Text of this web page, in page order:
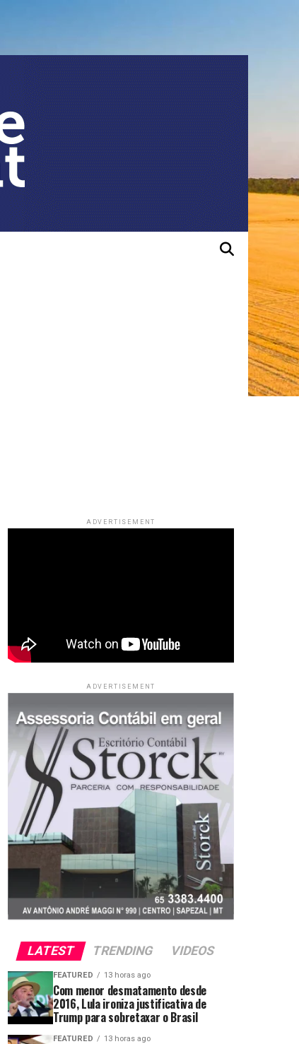
ADVERTISEMENT
ADVERTISEMENT
LATEST TRENDING VIDEOS
FEATURED 13 horas ago
Com menor desmatamento desde
2016, Lula ironiza justificativa de
Trump para sobretaxar o Brasil
FEATURED 13 horas ago